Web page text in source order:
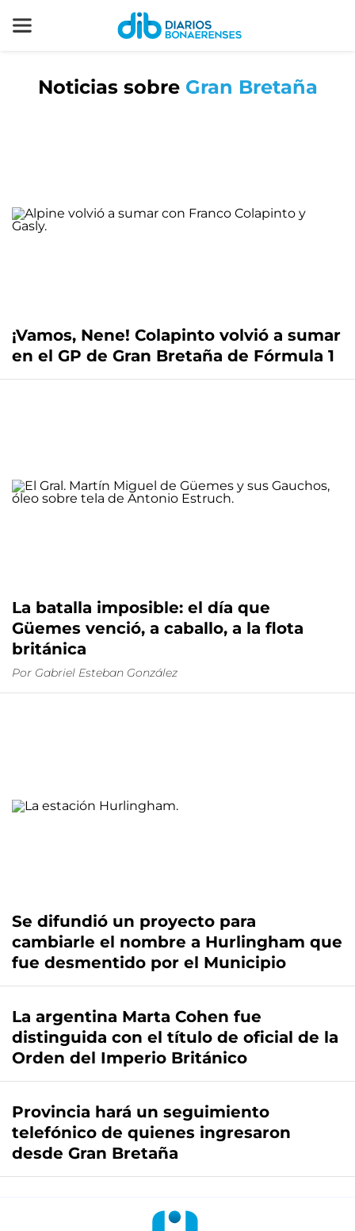
Noticias sobre Gran Bretaña
¡Vamos, Nene! Colapinto volvió a sumar
en el GP de Gran Bretaña de Fórmula 1
La batalla imposible: el día que
Güemes venció, a caballo, a la flota
británica
Por Gabriel Esteban González
Se difundió un proyecto para
cambiarle el nombre a Hurlingham que
fue desmentido por el Municipio
La argentina Marta Cohen fue
distinguida con el título de oficial de la
Orden del Imperio Británico
Provincia hará un seguimiento
telefónico de quienes ingresaron
desde Gran Bretaña